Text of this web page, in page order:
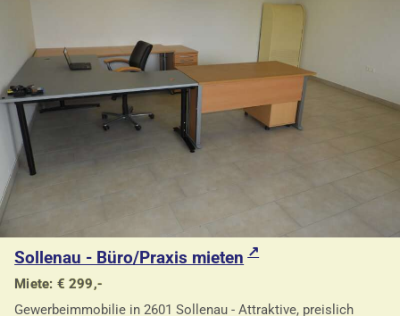
Sollenau - Büro/Praxis mieten
Miete: € 299,-
Gewerbeimmobilie in 2601 Sollenau - Attraktive, preislich